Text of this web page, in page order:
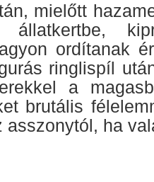
mielőtt
ordítanak
ringlispíl
a
brutális
asszonytól, ha